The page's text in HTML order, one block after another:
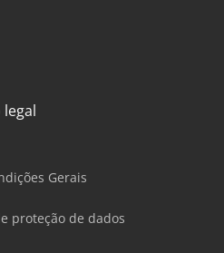
Gerais
proteção de dados